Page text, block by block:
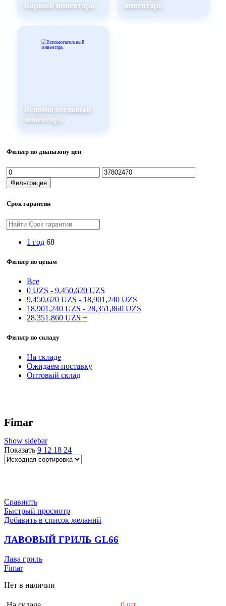
Барный инвентарь
инвентарь
Вспомогательный
инвентарь
Фильтр по диапазону цен
Минимальная
цена
Максимальная
цена
Фильтрация
Срок гарантии
1 год 68
Фильтр по ценам
Все
0 UZS - 9,450,620 UZS
9,450,620 UZS - 18,901,240 UZS
18,901,240 UZS - 28,351,860 UZS
28,351,860 UZS +
Фильтр по складу
На складе
Ожидаем поставку
Оптовый склад
Fimar
Show sidebar
Показать 9 12 18 24
Сравнить
Быстрый просмотр
Добавить в список желаний
ЛАВОВЫЙ ГРИЛЬ GL66
Лава гриль
Fimar
Нет в наличии